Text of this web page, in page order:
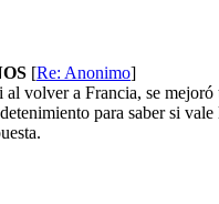
[Re: Anonimo]
al volver a Francia, se
para saber si